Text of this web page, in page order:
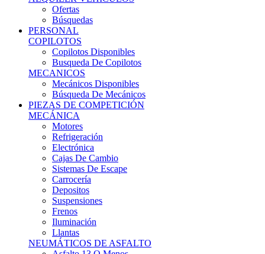
Ofertas
Búsquedas
PERSONAL
COPILOTOS
Copilotos Disponibles
Busqueda De Copilotos
MECANICOS
Mecánicos Disponibles
Búsqueda De Mecánicos
PIEZAS DE COMPETICIÓN
MECÁNICA
Motores
Refrigeración
Electrónica
Cajas De Cambio
Sistemas De Escape
Carrocería
Depositos
Suspensiones
Frenos
Iluminación
Llantas
NEUMÁTICOS DE ASFALTO